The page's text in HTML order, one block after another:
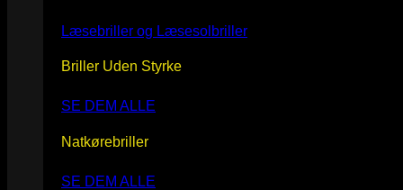
Læsebriller og Læsesolbriller
Briller Uden Styrke
SE DEM ALLE
Natkørebriller
SE DEM ALLE